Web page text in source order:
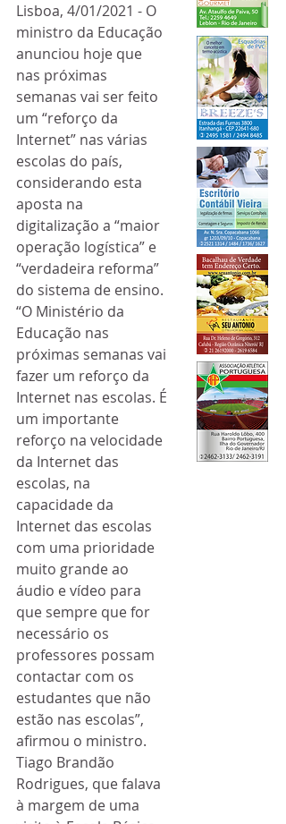
Lisboa, 4/01/2021 - O
ministro da Educação
anunciou hoje que
nas próximas
semanas vai ser feito
um “reforço da
Internet” nas várias
escolas do país,
considerando esta
aposta na
digitalização a “maior
operação logística” e
“verdadeira reforma”
do sistema de ensino.
“O Ministério da
Educação nas
próximas semanas vai
fazer um reforço da
Internet nas escolas. É
um importante
reforço na velocidade
da Internet das
escolas, na
capacidade da
Internet das escolas
com uma prioridade
muito grande ao
áudio e vídeo para
que sempre que for
necessário os
professores possam
contactar com os
estudantes que não
estão nas escolas”,
afirmou o ministro.
Tiago Brandão
Rodrigues, que falava
à margem de uma